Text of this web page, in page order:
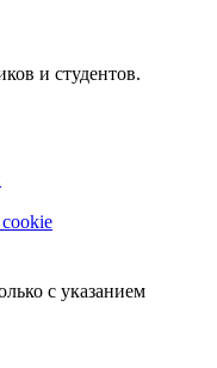
и студентов.
с указанием